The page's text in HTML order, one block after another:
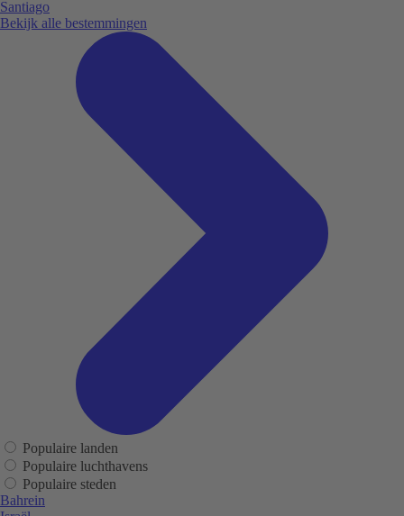
Santiago
Bekijk alle bestemmingen
Populaire landen
Populaire luchthavens
Populaire steden
Bahrein